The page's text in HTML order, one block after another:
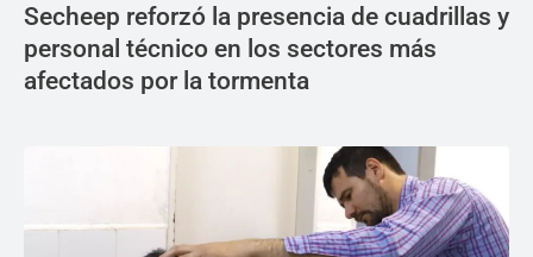
Secheep reforzó la presencia de cuadrillas y
personal técnico en los sectores más
afectados por la tormenta